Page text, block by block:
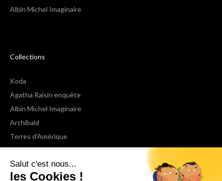
Salut c'est nous...
les Cookies !
Albin Michel Imaginaire
Collections
Koda
Agatha Raisin enquête
Albin Michel Imaginaire
Archibald
Terres d'Amérique
Espaces Libres Poche
NOX
Wiz